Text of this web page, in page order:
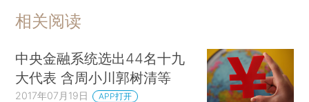
相关阅读
中央金融系统选出44名十九
大代表 含周小川郭树清等
2017年07月19日 APP打开